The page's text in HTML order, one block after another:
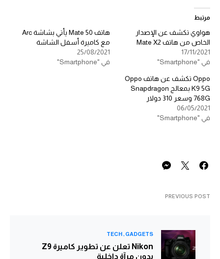
مرتبط
هواوي تكشف عن الإصدار
الخاص من هاتف Mate X2
17/11/2021
في "Smartphone"
هاتف Mate 50 يأتي بشاشة Arc
مع كاميرة أسفل الشاشة
25/08/2021
في "Smartphone"
Oppo تكشف عن هاتف Oppo
K9 5G بمعالج Snapdragon
768G وسعر 310 دولار
06/05/2021
في "Smartphone"
PREVIOUS POST
GADGETS
TECH
Nikon تعلن عن تطوير كاميرة Z9
بدون مرآة داخلية